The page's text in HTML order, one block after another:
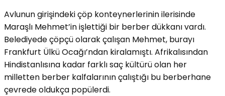
Avlunun girişindeki çöp konteynerlerinin ilerisinde
Maraşlı Mehmet’in işlettiği bir berber dükkanı vardı.
Belediyede çöpçü olarak çalışan Mehmet, burayı
Frankfurt Ülkü Ocağı’ndan kiralamıştı. Afrikalısından
Hindistanlısına kadar farklı saç kültürü olan her
milletten berber kalfalarının çalıştığı bu berberhane
çevrede oldukça popülerdi.